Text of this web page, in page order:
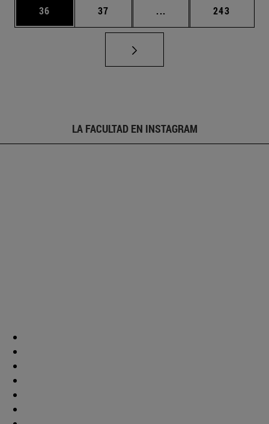
Página
36 Página
37 ... Páginas intermedias
Página
243
LA FACULTAD EN INSTAGRAM